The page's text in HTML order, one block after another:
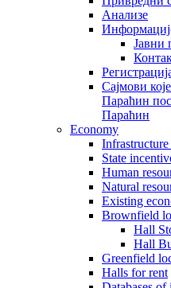
Aнализе
Јавни
Сајмови
Параћин
Параћин
Economy
State
Human
Natural
Existing
Brownfield
Hall
Hall
Greenfield
Halls for rent